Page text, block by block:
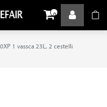
0
1 vassca 23L, 2 cestelli